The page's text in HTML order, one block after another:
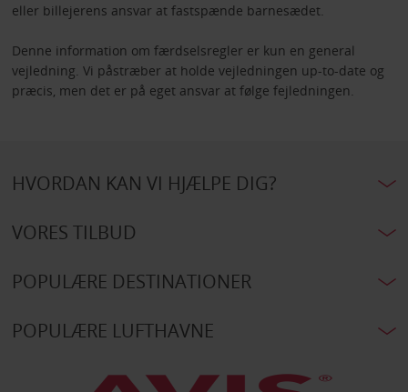
eller billejerens ansvar at fastspænde barnesædet.
Denne information om færdselsregler er kun en general
vejledning. Vi påstræber at holde vejledningen up-to-date og
præcis, men det er på eget ansvar at følge fejledningen.
HVORDAN KAN VI HJÆLPE DIG?
VORES TILBUD
POPULÆRE DESTINATIONER
POPULÆRE LUFTHAVNE